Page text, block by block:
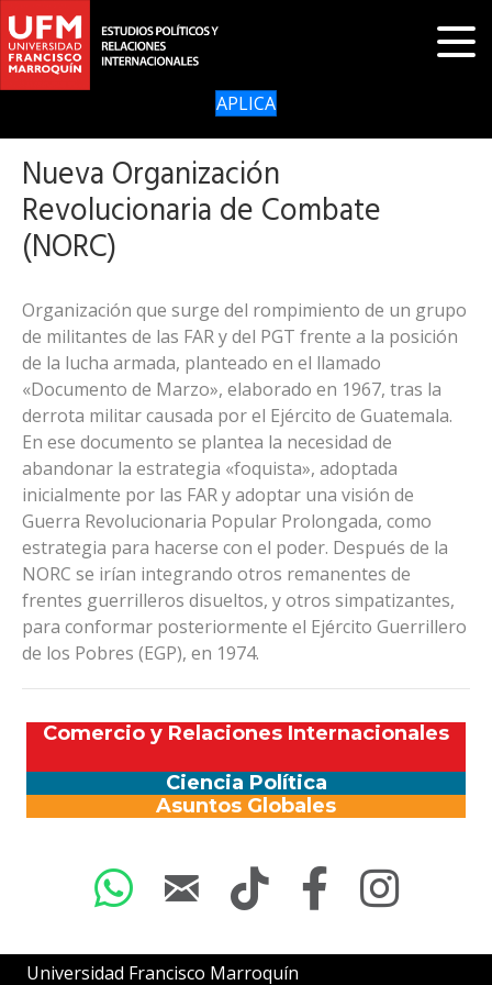
APLICA
Nueva Organización
Revolucionaria de Combate
(NORC)
Organización que surge del rompimiento de un grupo
de militantes de las FAR y del PGT frente a la posición
de la lucha armada, planteado en el llamado
«Documento de Marzo», elaborado en 1967, tras la
derrota militar causada por el Ejército de Guatemala.
En ese documento se plantea la necesidad de
abandonar la estrategia «foquista», adoptada
inicialmente por las FAR y adoptar una visión de
Guerra Revolucionaria Popular Prolongada, como
estrategia para hacerse con el poder. Después de la
NORC se irían integrando otros remanentes de
frentes guerrilleros disueltos, y otros simpatizantes,
para conformar posteriormente el Ejército Guerrillero
de los Pobres (EGP), en 1974.
Comercio y Relaciones Internacionales
Ciencia Política
Asuntos Globales
Universidad Francisco Marroquín